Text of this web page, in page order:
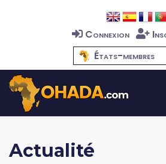
Connexion
États-membres
Actualité